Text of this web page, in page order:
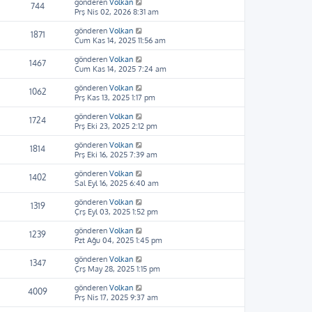
744
Prş Nis 02, 2026 8:31 am
1871 gönderen Volkan
Cum Kas 14, 2025 11:56 am
1467 gönderen Volkan
Cum Kas 14, 2025 7:24 am
1062 gönderen Volkan
Prş Kas 13, 2025 1:17 pm
1724 gönderen Volkan
Prş Eki 23, 2025 2:12 pm
1814 gönderen Volkan
Prş Eki 16, 2025 7:39 am
1402 gönderen Volkan
Sal Eyl 16, 2025 6:40 am
1319 gönderen Volkan
Çrş Eyl 03, 2025 1:52 pm
1239 gönderen Volkan
Pzt Ağu 04, 2025 1:45 pm
1347 gönderen Volkan
Çrş May 28, 2025 1:15 pm
4009 gönderen Volkan
Prş Nis 17, 2025 9:37 am